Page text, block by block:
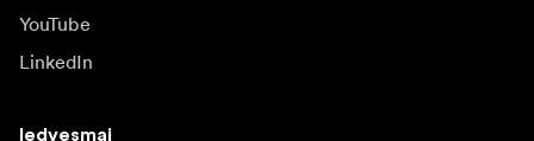
YouTube
LinkedIn
Iedvesmai